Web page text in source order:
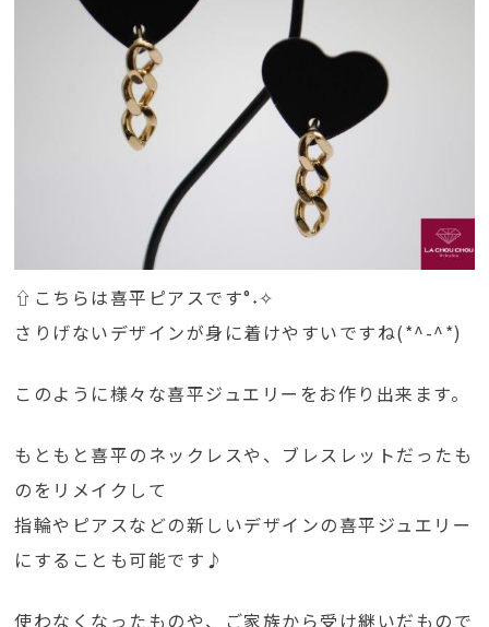
⇧こちらは喜平ピアスです°˖✧
さりげないデザインが身に着けやすいですね(*^-^*)
このように様々な喜平ジュエリーをお作り出来ます。
もともと喜平のネックレスや、ブレスレットだったも
のをリメイクして
指輪やピアスなどの新しいデザインの喜平ジュエリー
にすることも可能です♪
使わなくなったものや、ご家族から受け継いだもので